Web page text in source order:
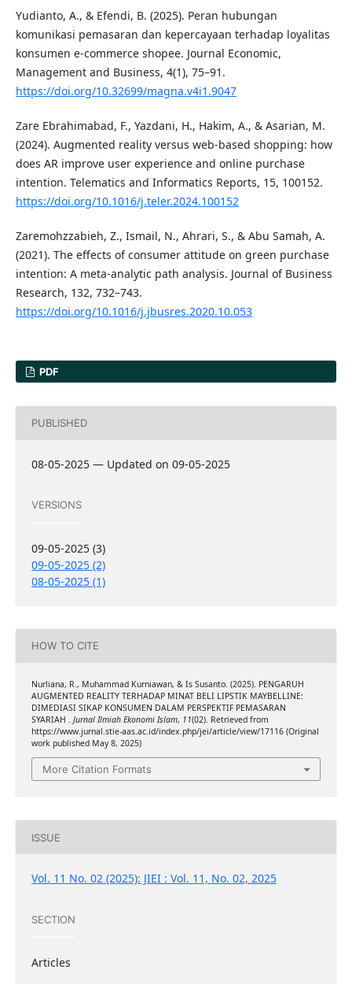
Yudianto, A., & Efendi, B. (2025). Peran hubungan
komunikasi pemasaran dan kepercayaan terhadap loyalitas
konsumen e-commerce shopee. Journal Economic,
Management and Business, 4(1), 75–91.
https://doi.org/10.32699/magna.v4i1.9047
Zare Ebrahimabad, F., Yazdani, H., Hakim, A., & Asarian, M.
(2024). Augmented reality versus web-based shopping: how
does AR improve user experience and online purchase
intention. Telematics and Informatics Reports, 15, 100152.
https://doi.org/10.1016/j.teler.2024.100152
Zaremohzzabieh, Z., Ismail, N., Ahrari, S., & Abu Samah, A.
(2021). The effects of consumer attitude on green purchase
intention: A meta-analytic path analysis. Journal of Business
Research, 132, 732–743.
https://doi.org/10.1016/j.jbusres.2020.10.053
PDF
PUBLISHED
08-05-2025 — Updated on 09-05-2025
VERSIONS
09-05-2025 (3)
09-05-2025 (2)
08-05-2025 (1)
HOW TO CITE
Nurliana, R., Muhammad Kurniawan, & Is Susanto. (2025). PENGARUH
AUGMENTED REALITY TERHADAP MINAT BELI LIPSTIK MAYBELLINE:
DIMEDIASI SIKAP KONSUMEN DALAM PERSPEKTIF PEMASARAN
SYARIAH . Jurnal Ilmiah Ekonomi Islam, 11(02). Retrieved from
https://www.jurnal.stie-aas.ac.id/index.php/jei/article/view/17116 (Original
work published May 8, 2025)
More Citation Formats
ISSUE
Vol. 11 No. 02 (2025): JIEI : Vol. 11, No. 02, 2025
SECTION
Articles